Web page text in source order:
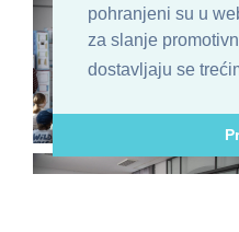
pohranjeni su u
za slanje
dostavljaju se